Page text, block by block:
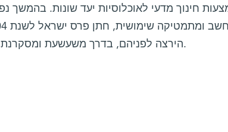
חינוך מדעי לאוכלוסיות יעד שונות.
הירצה לפניהם, בדרך משעשעת ומסקרנת, על תפקידה של המתמטיקה במדעי החיים.